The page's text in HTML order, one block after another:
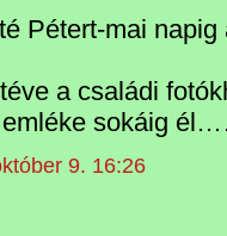
Pétert-mai napig
a családi
emléke sokáig
9. 16:26